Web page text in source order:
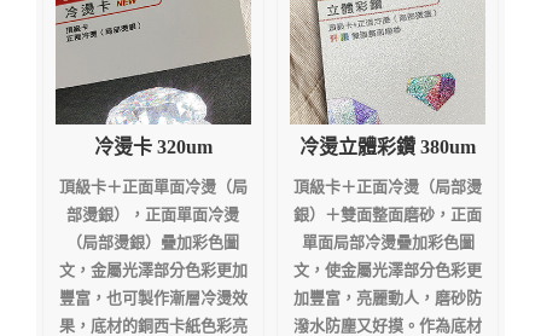
冷燙卡 320um
頂級卡＋正面單面冷燙（局
部燙銀），正面單面冷燙
（局部燙銀）疊加彩色圖
文，金屬光澤部分色彩更加
豐富，也可製作漸層冷燙效
果，底材的銅西卡紙色彩亮
冷燙立體彩鑽 380um
頂級卡＋正面冷燙（局部燙
銀）＋雙面整面磨砂，正面
單面局部冷燙疊加彩色圖
文，使金屬光澤部分色彩更
加豐富，亮麗動人，磨砂防
潑水防塵又好摸。作為底材